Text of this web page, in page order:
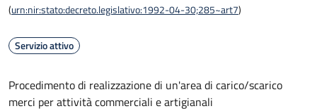
(urn:nir:stato:decreto.legislativo:1992-04-30;285~art7)
Servizio attivo
Procedimento di realizzazione di un'area di carico/scarico
merci per attività commerciali e artigianali